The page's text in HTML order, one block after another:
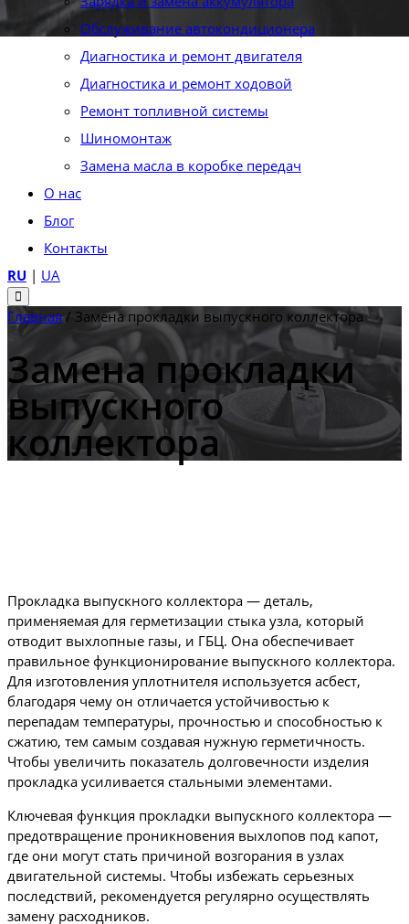
Обслуживание автокондиционера
Диагностика и ремонт двигателя
Диагностика и ремонт ходовой
Ремонт топливной системы
Шиномонтаж
Замена масла в коробке передач
О нас
Блог
Контакты
RU | UA
Главная/ Замена прокладки выпускного коллектора
Замена прокладки
выпускного
коллектора
Прокладка выпускного коллектора — деталь,
применяемая для герметизации стыка узла, который
отводит выхлопные газы, и ГБЦ. Она обеспечивает
правильное функционирование выпускного коллектора.
Для изготовления уплотнителя используется асбест,
благодаря чему он отличается устойчивостью к
перепадам температуры, прочностью и способностью к
сжатию, тем самым создавая нужную герметичность.
Чтобы увеличить показатель долговечности изделия
прокладка усиливается стальными элементами.
Ключевая функция прокладки выпускного коллектора —
предотвращение проникновения выхлопов под капот,
где они могут стать причиной возгорания в узлах
двигательной системы. Чтобы избежать серьезных
последствий, рекомендуется регулярно осуществлять
замену расходников.